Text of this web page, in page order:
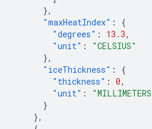
},
"maxHeatIndex" :
{
"degrees" : 13.3,
"unit" :
"CELSIUS"
},
"iceThickness" :
{
"thickness" : 0,
"unit" :
}
},